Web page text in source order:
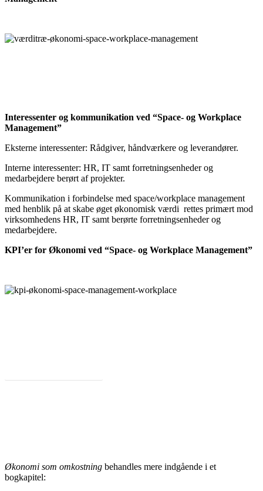
Interessenter og kommunikation ved “Space- og Workplace
Management”
Eksterne interessenter: Rådgiver, håndværkere og leverandører.
Interne interessenter: HR, IT samt forretningsenheder og
medarbejdere berørt af projekter.
Kommunikation i forbindelse med space/workplace management
med henblik på at skabe øget økonomisk værdi rettes primært mod
virksomhedens HR, IT samt berørte forretningsenheder og
medarbejdere.
KPI’er for Økonomi ved “Space- og Workplace Management”
Økonomi som omkostning behandles mere indgående i et
bogkapitel: